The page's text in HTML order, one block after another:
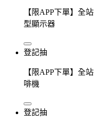
【限APP下單】全
型顯示器
登記抽
【限APP下單】全
啡機
登記抽